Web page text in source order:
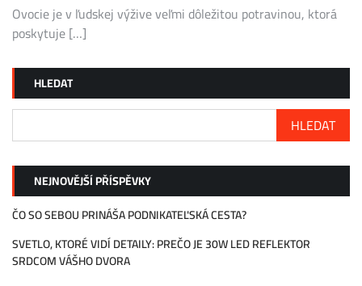
Ovocie je v ľudskej výžive veľmi dôležitou potravinou, ktorá
poskytuje […]
HLEDAT
HLEDAT
NEJNOVĚJŠÍ PŘÍSPĚVKY
ČO SO SEBOU PRINÁŠA PODNIKATEĽSKÁ CESTA?
SVETLO, KTORÉ VIDÍ DETAILY: PREČO JE 30W LED REFLEKTOR
SRDCOM VÁŠHO DVORA